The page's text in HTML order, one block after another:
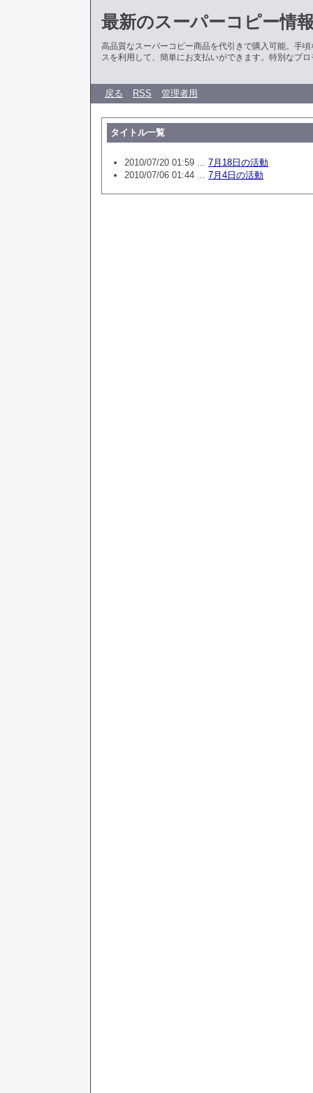
最新のスーパーコピー情
高品質なスーパーコピー商品を代引きで購入可能。手
スを利用して、簡単にお支払いができます。特別なプ
戻る RSS 管理者用
タイトル一覧
2010/07/20 01:59 ... 7月18日の活動
2010/07/06 01:44 ... 7月4日の活動